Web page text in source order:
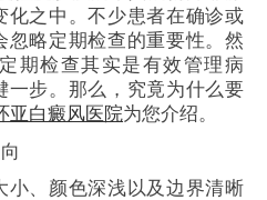
化之中。不少患者在确诊或
忽略定期检查的重要性。然
期检查其实是有效管理病
一步。那么，究竟为什么要
亚白癜风医院为您介绍。
、颜色深浅以及边界清晰